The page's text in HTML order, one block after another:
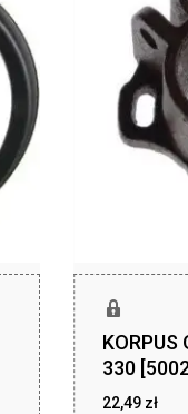
KORPUS
330
22,49 zł